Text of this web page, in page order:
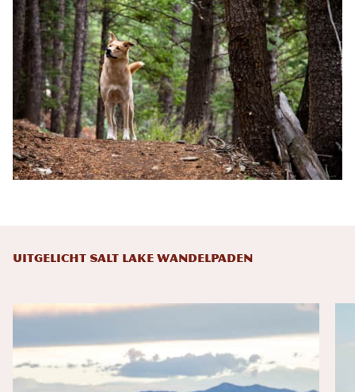
UITGELICHT SALT LAKE WANDELPADEN